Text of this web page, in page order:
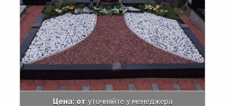
Цена: от уточняйте у менеджера